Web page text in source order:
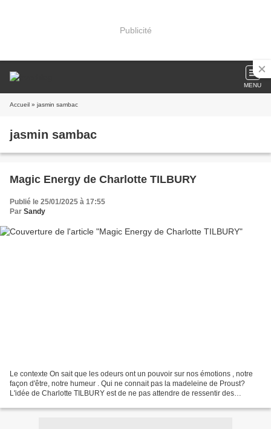
Publicité
MENU
Accueil » jasmin sambac
jasmin sambac
Magic Energy de Charlotte TILBURY
Publié le 25/01/2025 à 17:55
Par Sandy
Le contexte On sait que les odeurs ont un pouvoir sur nos émotions , notre
façon d'être, notre humeur . Qui ne connait pas la madeleine de Proust?
L'idée de Charlotte TILBURY est de ne pas attendre de ressentir des